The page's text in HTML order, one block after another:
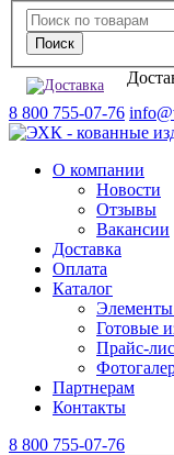
8 800 755-07-76
О компании
Новости
Отзывы
Вакансии
Доставка
Оплата
Каталог
Элементы
Готовые
Прайс-
Партнерам
Контакты
8 800 755-07-76